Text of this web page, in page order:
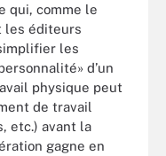
qui, comme le
les éditeurs
les
d’un
physique peut
de travail
etc.) avant la
gagne en